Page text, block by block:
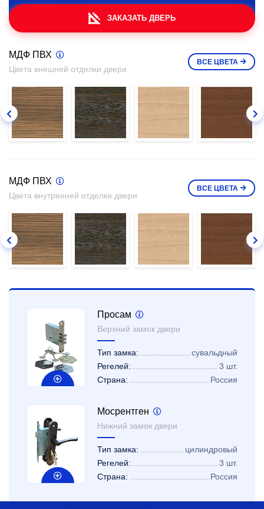
ЗАКАЗАТЬ ДВЕРЬ
МДФ ПВХ
Цвета внешней отделки двери
ВСЕ ЦВЕТА
МДФ ПВХ
Цвета внутренней отделки двери
ВСЕ ЦВЕТА
Просам
Верхний замок двери
Тип замка:
сувальдный
Регелей:
3 шт.
Страна:
Россия
Мосрентген
Нижний замок двери
Тип замка:
цилиндровый
Регелей:
3 шт.
Страна:
Россия